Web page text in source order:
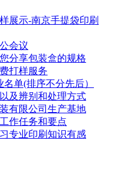
展示-南京手提袋印刷
会议
分享包装盒的规格
打样服务
单(排序不分先后）
及辨别和处理方式
有限公司生产基地
作任务和要点
专业印刷知识有感